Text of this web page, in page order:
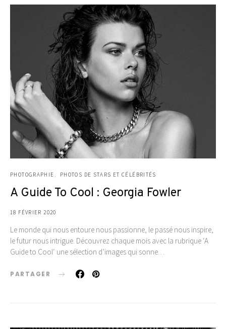
PHOTOGRAPHIE PHOTOS DE STARS ET CÉLÉBRITÉS
A Guide To Cool : Georgia Fowler
18 FÉVRIER 2020
Le monde qui nous entoure nous passionne, le passé nous inspire,
le futur nous intrigue. Découvrez chaque mois avec la rubrique ‘A
Guide to Cool‘ une sélection d’images qui sonne…
PARTAGER